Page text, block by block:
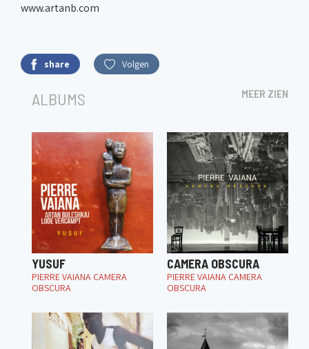
www.artanb.com
share Volgen
ALBUMS MEER ZIEN
YUSUF
PIERRE VAIANA CAMERA
OBSCURA
CAMERA OBSCURA
PIERRE VAIANA CAMERA
OBSCURA